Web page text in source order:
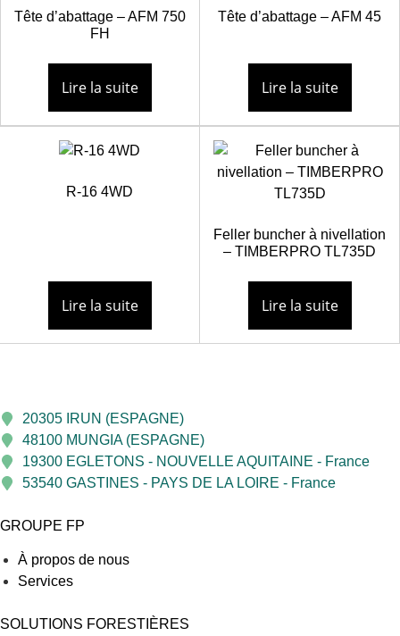
Tête d’abattage – AFM 750
FH
Lire la suite
Tête d’abattage – AFM 45
Lire la suite
R-16 4WD
Lire la suite
Feller buncher à nivellation
– TIMBERPRO TL735D
Lire la suite
20305 IRUN (ESPAGNE)
48100 MUNGIA (ESPAGNE)
19300 EGLETONS - NOUVELLE AQUITAINE - France
53540 GASTINES - PAYS DE LA LOIRE - France
GROUPE FP
À propos de nous
Services
SOLUTIONS FORESTIÈRES